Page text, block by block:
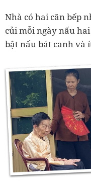
Nhà có hai căn bếp
củi mỗi ngày nấu
bật nấu bát canh và